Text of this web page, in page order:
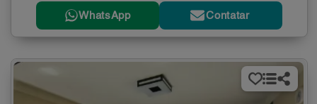
WhatsApp Contatar